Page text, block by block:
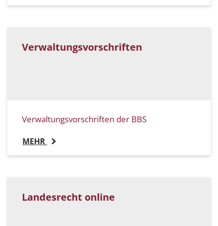
Verwaltungsvorschriften
Verwaltungsvorschriften der BBS
MEHR
Landesrecht online